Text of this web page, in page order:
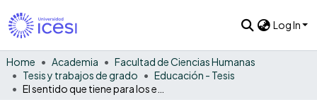
Log In
Home Academia
Facultad de Ciencias Humanas
Tesis y trabajos de grado
Educación - Tesis